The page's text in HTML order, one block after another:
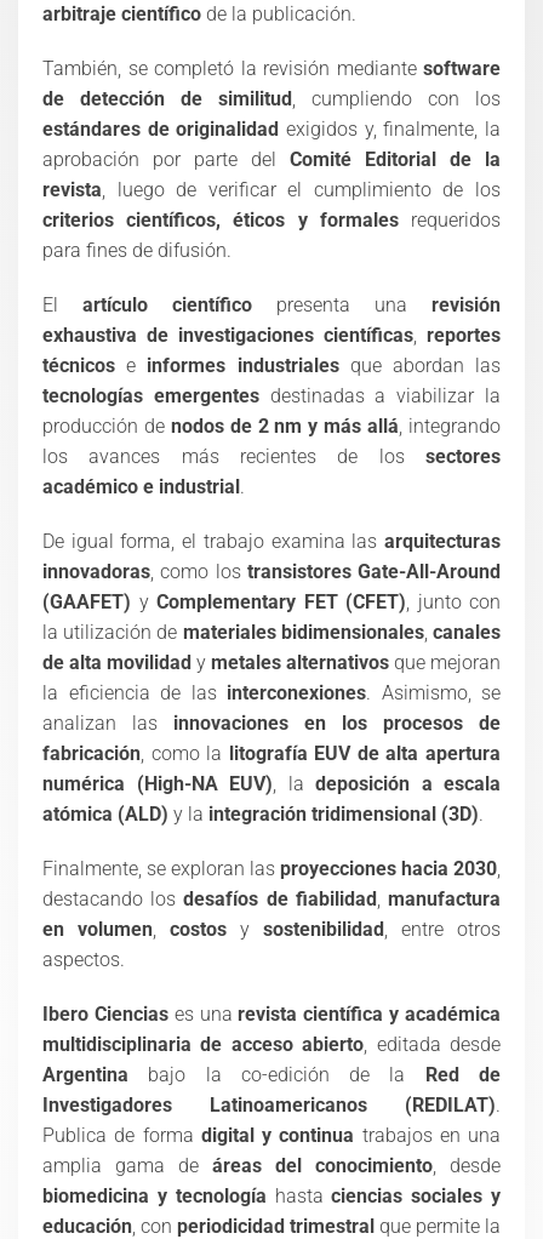
arbitraje científico de la publicación.
También, se completó la revisión mediante software
de detección de similitud , cumpliendo con los
estándares de originalidad exigidos y, finalmente, la
aprobación por parte del Comité Editorial de la
revista , luego de verificar el cumplimiento de los
criterios científicos, éticos y formalesrequeridos
para fines de difusión.
El artículo científico presenta una revisión
exhaustiva de investigaciones científicas reportes
técnicos e informes industrialesque abordan las
tecnologías emergentesdestinadas a viabilizar la
producción de nodos de 2 nm y más allá , integrando
los avances más recientes de los sectores
académico e industrial.
De igual forma, el trabajo examina las arquitecturas
innovadoras , como los transistores Gate-All-Around
(GAAFET) y Complementary FET (CFET) , junto con
la utilización de materiales bidimensionales,canales
de alta movilidad y metales alternativos que mejoran
la eficiencia de las interconexiones. Asimismo, se
analizan las innovaciones en los procesos de
fabricación , como la litografía EUV de alta apertura
numérica (High-NA EUV) , la deposición a escala
atómica (ALD) y la integración tridimensional (3D).
Finalmente, se exploran las proyecciones hacia 2030
destacando losdesafíos de fiabilidad,manufactura
en volumen
costos y sostenibilidad , entre otros
aspectos.
Ibero Cienciases unarevista científica y académica
multidisciplinaria de acceso abierto , editada desde
Argentina bajo la co-edición de la Red de
Investigadores Latinoamericanos (REDILAT).
Publica de forma digital y continua trabajos en una
amplia gama de áreas del conocimiento , desde
biomedicina y tecnología hastaciencias sociales y
educación , con periodicidad trimestral que permite la